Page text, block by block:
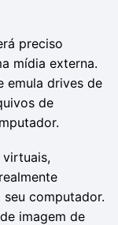
preciso
mídia externa.
emula drives de
de
virtuais,
computador.
imagem de